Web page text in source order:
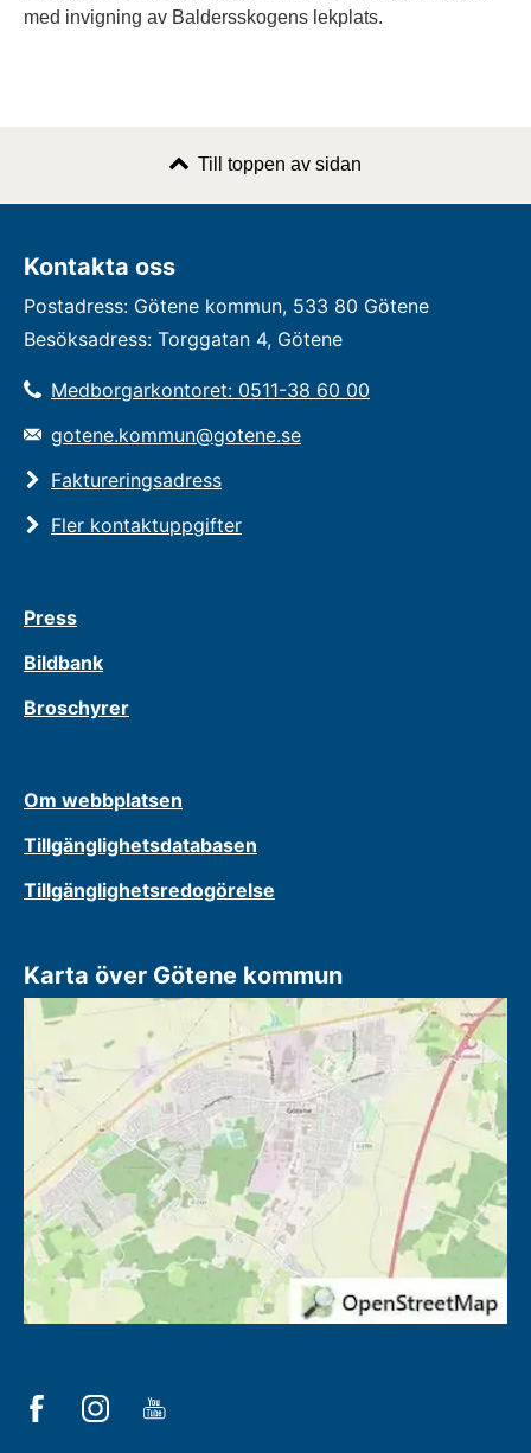
med invigning av Baldersskogens lekplats.
Till toppen av sidan
Kontakta oss
Postadress: Götene kommun, 533 80 Götene
Besöksadress: Torggatan 4, Götene
Medborgarkontoret: 0511-38 60 00
gotene.kommun@gotene.se
Faktureringsadress
Fler kontaktuppgifter
Press
Bildbank
Broschyrer
Om webbplatsen
Tillgänglighetsdatabasen
Tillgänglighetsredogörelse
Karta över Götene kommun